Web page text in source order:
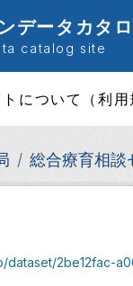
データカタ
catalog site
について（利用
総合療育相談
2be12fac-a06b-